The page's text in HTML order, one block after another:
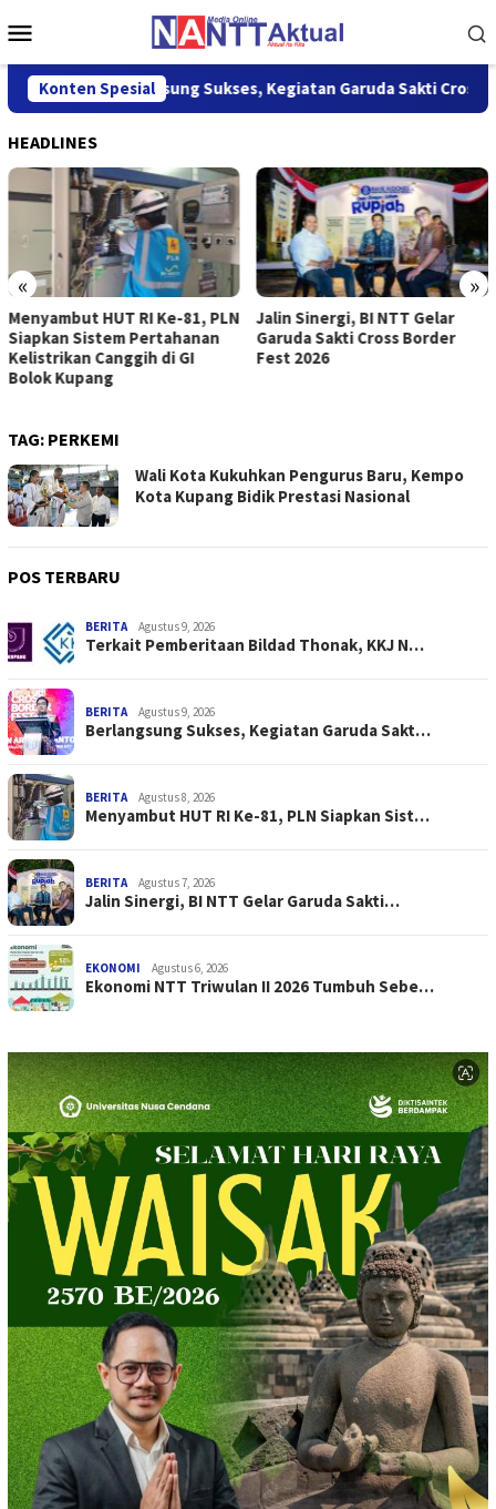
ke
Mobile
Konten Spesial
Berlangsung Sukses, Kegiatan Garuda Sakti Cross Border
HEADLINES
« »
Menyambut HUT RI Ke-81, PLN
Siapkan Sistem Pertahanan
Kelistrikan Canggih di GI
Bolok Kupang
Jalin Sinergi, BI NTT Gelar
Garuda Sakti Cross Border
Fest 2026
TAG: PERKEMI
Wali Kota Kukuhkan Pengurus Baru, Kempo
Kota Kupang Bidik Prestasi Nasional
POS TERBARU
BERITA Agustus 9, 2026
Terkait Pemberitaan Bildad Thonak, KKJ N…
BERITA Agustus 9, 2026
Berlangsung Sukses, Kegiatan Garuda Sakt…
BERITA Agustus 8, 2026
Menyambut HUT RI Ke-81, PLN Siapkan Sist…
BERITA Agustus 7, 2026
Jalin Sinergi, BI NTT Gelar Garuda Sakti…
EKONOMI Agustus 6, 2026
Ekonomi NTT Triwulan II 2026 Tumbuh Sebe…